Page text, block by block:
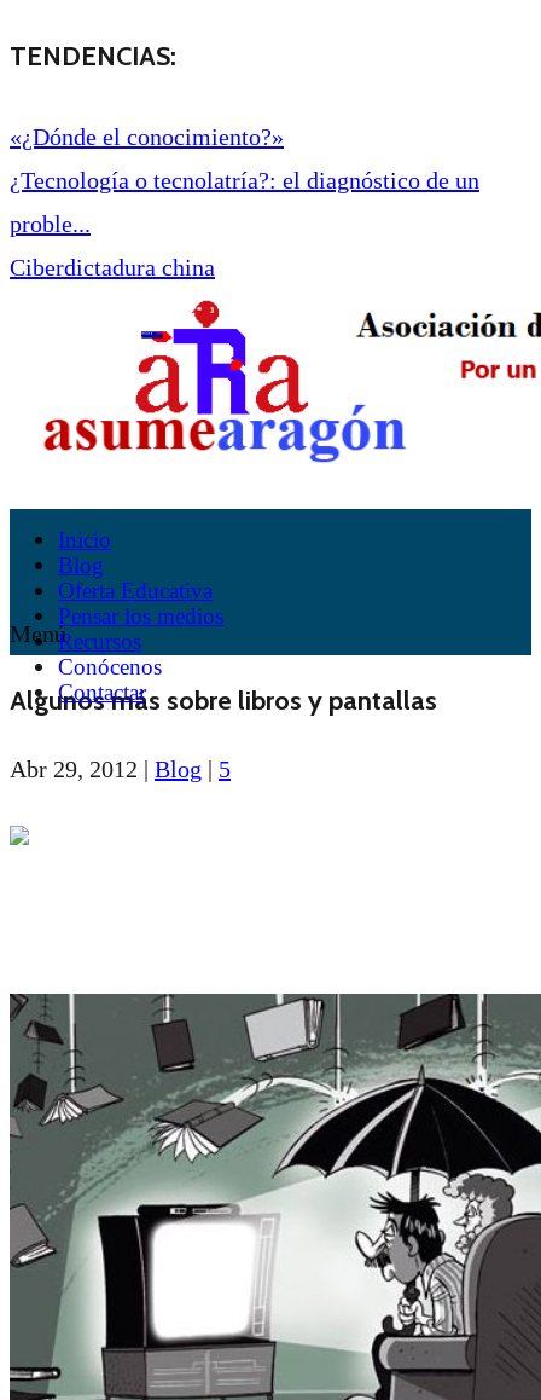
TENDENCIAS:
«¿Dónde el conocimiento?»
¿Tecnología o tecnolatría?: el diagnóstico de un
proble...
Ciberdictadura china
Inicio
Blog
Oferta Educativa
Pensar los medios
Recursos
Conócenos
Contactar
Menú
Algunos más sobre libros y pantallas
Abr 29, 2012 | Blog | 5